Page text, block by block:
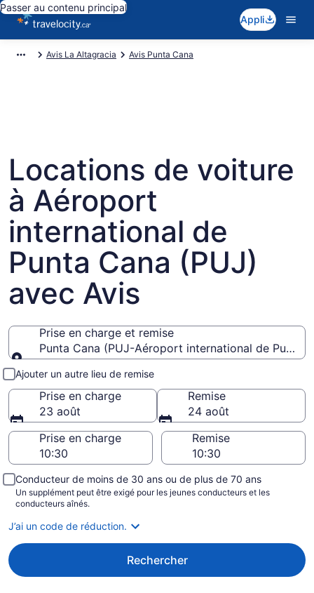
Passer au contenu principal
Appli
Avis La Altagracia Avis Punta Cana
Locations de voiture
à Aéroport
international de
Punta Cana (PUJ)
avec Avis
Prise en charge et remise
Punta Cana (PUJ-Aéroport international de Punta
Prise en charge et remise
Ajouter un autre lieu de remise
Prise en charge
23 août
Remise
24 août
Prise en charge
Remise
Conducteur de moins de 30 ans ou de plus de 70 ans
Un supplément peut être exigé pour les jeunes conducteurs et les
conducteurs aînés.
J’ai un code de réduction.
Rechercher